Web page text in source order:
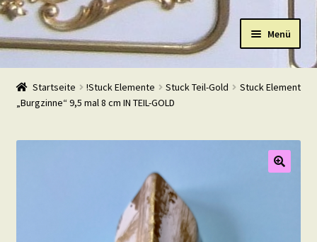
Navigation
Zum
Inhalt
Menü
Start
Shop
Warenkorb
Startseite !Stuck Elemente Stuck Teil-Gold
Stuck Element
„Burgzinne“ 9,5 mal 8 cm IN TEIL-GOLD